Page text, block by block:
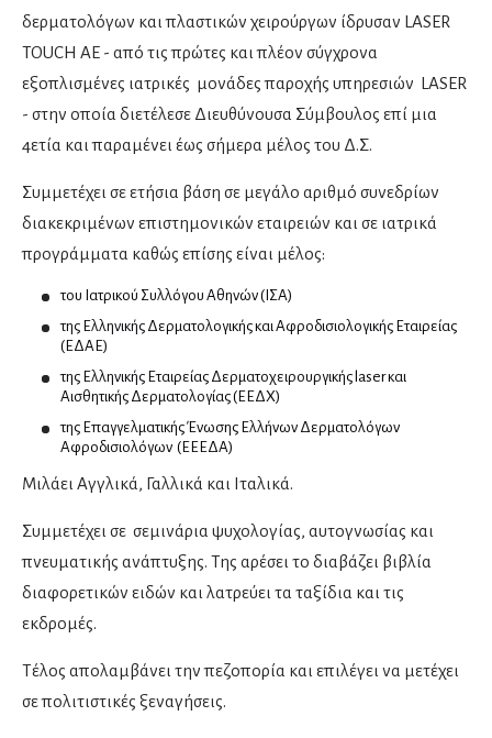
Ορθοπαιδικοί
Αθλητικές κακώσεις
Αρθροπλαστική χειρουργική
Βελονισμός
Ορθοπαιδικοί άκρου χειρός
Παιδοορθοπαιδικοί
Ρομποτική ορθοπαιδική
Χειρουργική ώμου
Χειρουργοί Ισχίου Γόνατος
Ουρολόγοι
Ανδρολόγοι
Ρομποτική ουρολογία
Οφθαλμίατροι
Αισθητική Ιατρική
Παιδοοφθαλμίατροι
δερματολόγων και πλαστικών χειρούργων ίδρυσαν LASER
TOUCH ΑΕ - από τις πρώτες και πλέον σύγχρονα
εξοπλισμένες ιατρικές μονάδες παροχής υπηρεσιών LASER
- στην οποία διετέλεσε Διευθύνουσα Σύμβουλος επί μια
4ετία και παραμένει έως σήμερα μέλος του Δ.Σ.
Συμμετέχει σε ετήσια βάση σε μεγάλο αριθμό συνεδρίων
διακεκριμένων επιστημονικών εταιρειών και σε ιατρικά
προγράμματα καθώς επίσης είναι μέλος:
του Ιατρικού Συλλόγου Αθηνών (ΙΣΑ)
της Ελληνικής Δερματολογικής και Αφροδισιολογικής Εταιρείας
(ΕΔΑΕ)
της Ελληνικής Εταιρείας Δερματοχειρουργικής laser και
Αισθητικής Δερματολογίας (ΕΕΔΧ)
της Επαγγελματικής Ένωσης Ελλήνων Δερματολόγων
Αφροδισιολόγων (ΕΕΕΔΑ)
Μιλάει Αγγλικά, Γαλλικά και Ιταλικά.
Συμμετέχει σε σεμινάρια ψυχολογίας, αυτογνωσίας και
πνευματικής ανάπτυξης. Της αρέσει το διαβάζει βιβλία
διαφορετικών ειδών και λατρεύει τα ταξίδια και τις
εκδρομές.
Τέλος απολαμβάνει την πεζοπορία και επιλέγει να μετέχει
σε πολιτιστικές ξεναγήσεις.